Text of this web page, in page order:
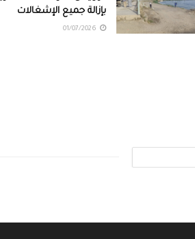
بإزالة جميع الإشغالات